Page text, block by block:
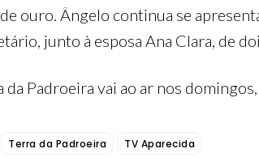
ouro. Ângelo continua se
junto à esposa Ana Clara, de
da Padroeira vai ao ar nos
Terra da Padroeira TV Aparecida